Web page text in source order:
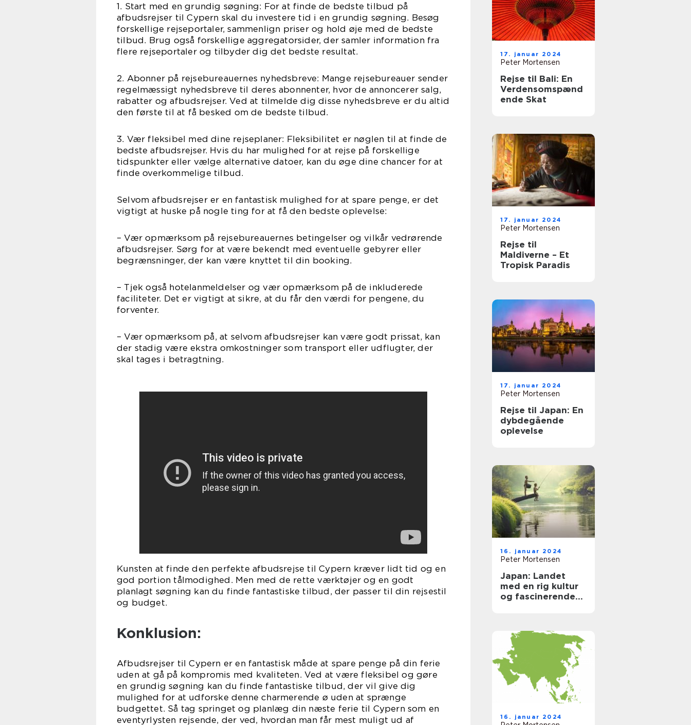
1. Start med en grundig søgning: For at finde de bedste tilbud på
afbudsrejser til Cypern skal du investere tid i en grundig søgning. Besøg
forskellige rejseportaler, sammenlign priser og hold øje med de bedste
tilbud. Brug også forskellige aggregatorsider, der samler information fra
flere rejseportaler og tilbyder dig det bedste resultat.
2. Abonner på rejsebureauernes nyhedsbreve: Mange rejsebureauer sender
regelmæssigt nyhedsbreve til deres abonnenter, hvor de annoncerer salg,
rabatter og afbudsrejser. Ved at tilmelde dig disse nyhedsbreve er du altid
den første til at få besked om de bedste tilbud.
3. Vær fleksibel med dine rejseplaner: Fleksibilitet er nøglen til at finde de
bedste afbudsrejser. Hvis du har mulighed for at rejse på forskellige
tidspunkter eller vælge alternative datoer, kan du øge dine chancer for at
finde overkommelige tilbud.
Selvom afbudsrejser er en fantastisk mulighed for at spare penge, er det
vigtigt at huske på nogle ting for at få den bedste oplevelse:
– Vær opmærksom på rejsebureauernes betingelser og vilkår vedrørende
afbudsrejser. Sørg for at være bekendt med eventuelle gebyrer eller
begrænsninger, der kan være knyttet til din booking.
– Tjek også hotelanmeldelser og vær opmærksom på de inkluderede
faciliteter. Det er vigtigt at sikre, at du får den værdi for pengene, du
forventer.
– Vær opmærksom på, at selvom afbudsrejser kan være godt prissat, kan
der stadig være ekstra omkostninger som transport eller udflugter, der
skal tages i betragtning.
Kunsten at finde den perfekte afbudsrejse til Cypern kræver lidt tid og en
god portion tålmodighed. Men med de rette værktøjer og en godt
planlagt søgning kan du finde fantastiske tilbud, der passer til din rejsestil
og budget.
Konklusion:
Afbudsrejser til Cypern er en fantastisk måde at spare penge på din ferie
uden at gå på kompromis med kvaliteten. Ved at være fleksibel og gøre
en grundig søgning kan du finde fantastiske tilbud, der vil give dig
mulighed for at udforske denne charmerende ø uden at sprænge
budgettet. Så tag springet og planlæg din næste ferie til Cypern som en
eventyrlysten rejsende, der ved, hvordan man får mest muligt ud af
17. januar 2024
Peter Mortensen
Rejse til Bali: En
Verdensomspænd
ende Skat
17. januar 2024
Peter Mortensen
Rejse til
Maldiverne – Et
Tropisk Paradis
17. januar 2024
Peter Mortensen
Rejse til Japan: En
dybdegående
oplevelse
16. januar 2024
Peter Mortensen
Japan: Landet
med en rig kultur
og fascinerende
16. januar 2024